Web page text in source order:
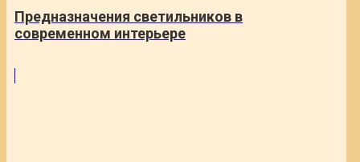
Предназначения светильников в
современном интерьере